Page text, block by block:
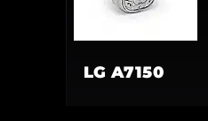
LG A7150